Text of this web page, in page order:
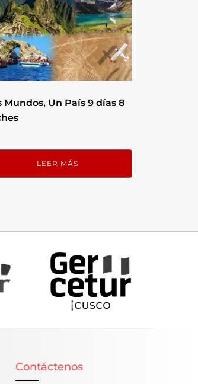
Mundos, Un País 9 días 8
LEER MÁS
Contáctenos